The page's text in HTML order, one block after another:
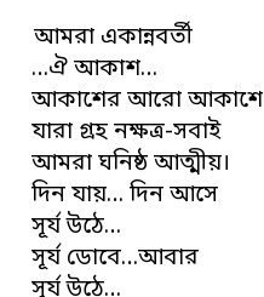
আমরা একান্নবর্তী
…ঐ আকাশ…
আকাশের আরো আকাশে
যারা গ্রহ নক্ষত্র-সবাই
আমরা ঘনিষ্ঠ আত্মীয়।
দিন যায়… দিন আসে
সূর্য উঠে…
সূর্য ডোবে…আবার
সূর্য উঠে…